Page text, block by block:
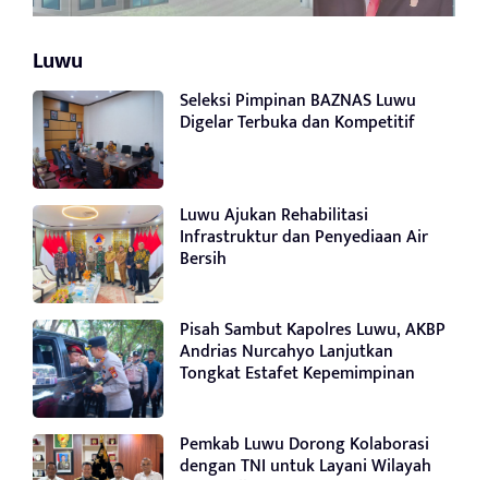
Luwu
Seleksi Pimpinan BAZNAS Luwu
Digelar Terbuka dan Kompetitif
Luwu Ajukan Rehabilitasi
Infrastruktur dan Penyediaan Air
Bersih
Pisah Sambut Kapolres Luwu, AKBP
Andrias Nurcahyo Lanjutkan
Tongkat Estafet Kepemimpinan
Pemkab Luwu Dorong Kolaborasi
dengan TNI untuk Layani Wilayah